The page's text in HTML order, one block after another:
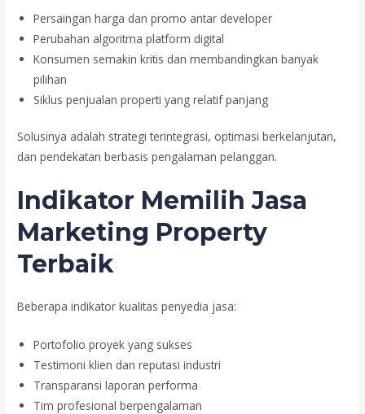
Persaingan harga dan promo antar developer
Perubahan algoritma platform digital
Konsumen semakin kritis dan membandingkan banyak
pilihan
Siklus penjualan properti yang relatif panjang
Solusinya adalah strategi terintegrasi, optimasi berkelanjutan,
dan pendekatan berbasis pengalaman pelanggan.
Indikator Memilih Jasa
Marketing Property
Terbaik
Beberapa indikator kualitas penyedia jasa:
Portofolio proyek yang sukses
Testimoni klien dan reputasi industri
Transparansi laporan performa
Tim profesional berpengalaman